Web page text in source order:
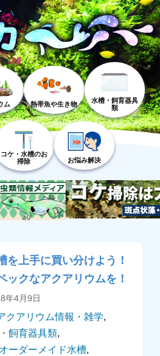
ム 熱帯魚や生き物
水槽・飼育器具
類
コケ・水槽のお
掃除
お悩み解決
を上手に買い分けよう！
ックなアクアリウムを！
年4月9日
クアリウム情報・雑学,
飼育器具類,
オーダーメイド水槽,